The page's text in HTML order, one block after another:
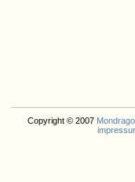
Copyright © 2007